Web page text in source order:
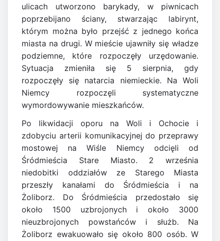
ulicach utworzono barykady, w piwnicach
poprzebijano ściany, stwarzając labirynt,
którym można było przejść z jednego końca
miasta na drugi. W mieście ujawniły się władze
podziemne, które rozpoczęły urzędowanie.
Sytuacja zmieniła się 5 sierpnia, gdy
rozpoczęły się natarcia niemieckie. Na Woli
Niemcy rozpoczęli systematyczne
wymordowywanie mieszkańców.
Po likwidacji oporu na Woli i Ochocie i
zdobyciu arterii komunikacyjnej do przeprawy
mostowej na Wiśle Niemcy odcięli od
Śródmieścia Stare Miasto. 2 września
niedobitki oddziałów ze Starego Miasta
przeszły kanałami do Śródmieścia i na
Żoliborz. Do Śródmieścia przedostało się
około 1500 uzbrojonych i około 3000
nieuzbrojonych powstańców i służb. Na
Żoliborz ewakuowało się około 800 osób. W